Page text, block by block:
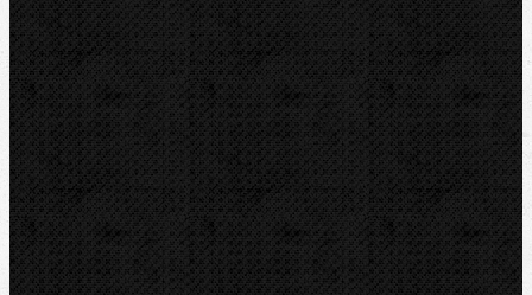
IRWIN
RYOBI
Kontakt
NIPO, s.r.o
Tuchyňa 94
SK-018 55 TUCHYŇA